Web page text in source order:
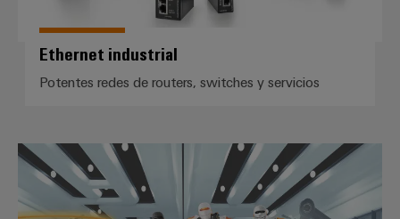
Ethernet industrial
Potentes redes de routers, switches y servicios
*Optimiza tu automatización